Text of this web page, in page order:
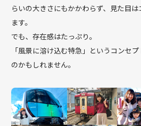
らいの大きさにもかかわらず、見た目
ます。
でも、存在感はたっぷり。
「風景に溶け込む特急」というコンセ
のかもしれません。